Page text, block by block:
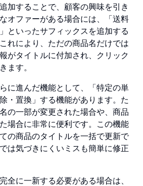
加することで、顧客の興味を引き
オファーがある場合には、「送料
といったサフィックスを追加する
れにより、ただの商品名だけでは
がタイトルに付加され、クリック
ます。
に進んだ機能として、「特定の単
・置換」する機能があります。た
の一部が変更された場合や、商品
場合に非常に便利です。この機能
の商品のタイトルを一括で更新で
は気づきにくいミスも簡単に修正
全に一新する必要がある場合は、